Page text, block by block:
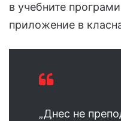
в учебните
приложение в
„Днес не